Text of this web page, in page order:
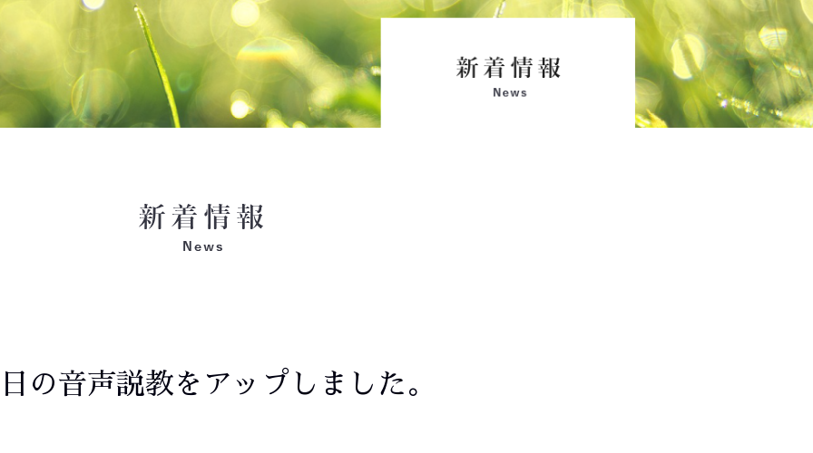
の音声説教をアップしました。